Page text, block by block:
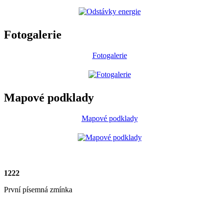
Fotogalerie
Fotogalerie
Mapové podklady
Mapové podklady
1222
První písemná zmínka